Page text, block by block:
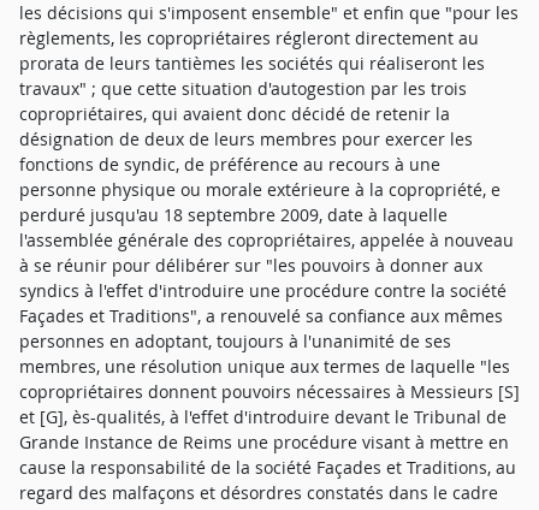
les décisions qui s'imposent ensemble" et enfin que "pour les
règlements, les copropriétaires régleront directement au
prorata de leurs tantièmes les sociétés qui réaliseront les
travaux" ; que cette situation d'autogestion par les trois
copropriétaires, qui avaient donc décidé de retenir la
désignation de deux de leurs membres pour exercer les
fonctions de syndic, de préférence au recours à une
personne physique ou morale extérieure à la copropriété, e
perduré jusqu'au 18 septembre 2009, date à laquelle
l'assemblée générale des copropriétaires, appelée à nouveau
à se réunir pour délibérer sur "les pouvoirs à donner aux
syndics à l'effet d'introduire une procédure contre la société
Façades et Traditions", a renouvelé sa confiance aux mêmes
personnes en adoptant, toujours à l'unanimité de ses
membres, une résolution unique aux termes de laquelle "les
copropriétaires donnent pouvoirs nécessaires à Messieurs [S]
et [G], ès-qualités, à l'effet d'introduire devant le Tribunal de
Grande Instance de Reims une procédure visant à mettre en
cause la responsabilité de la société Façades et Traditions, au
regard des malfaçons et désordres constatés dans le cadre